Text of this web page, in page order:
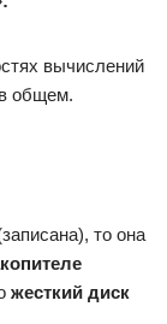
вычислений
общем.
то она
жесткий диск